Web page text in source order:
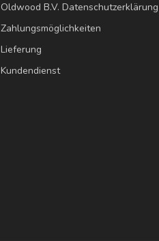
Oldwood B.V. Datenschutzerklärung
Zahlungsmöglichkeiten
Lieferung
Kundendienst